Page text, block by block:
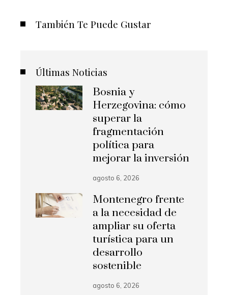
También Te Puede Gustar
Últimas Noticias
Bosnia y
Herzegovina: cómo
superar la
fragmentación
política para
mejorar la inversión
agosto 6, 2026
Montenegro frente
a la necesidad de
ampliar su oferta
turística para un
desarrollo
sostenible
agosto 6, 2026